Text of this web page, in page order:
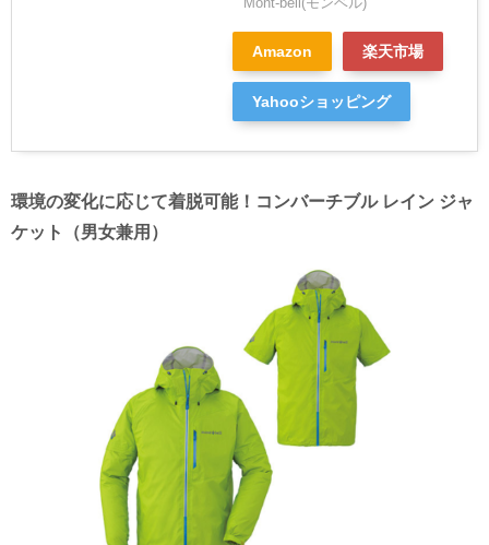
Amazon 楽天市場
Yahooショッピング
環境の変化に応じて着脱可能！コンバーチブル レイン ジャ
ケット（男女兼用）